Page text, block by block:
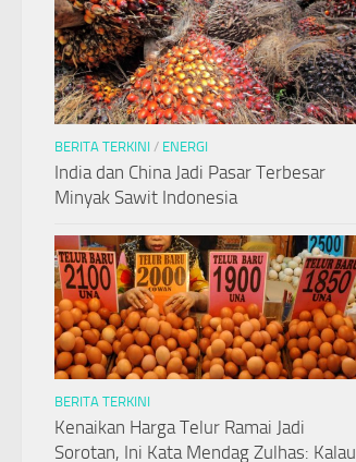
BERITA TERKINI / ENERGI
India dan China Jadi Pasar Terbesar
Minyak Sawit Indonesia
BERITA TERKINI
Kenaikan Harga Telur Ramai Jadi
Sorotan, Ini Kata Mendag Zulhas: Kalau